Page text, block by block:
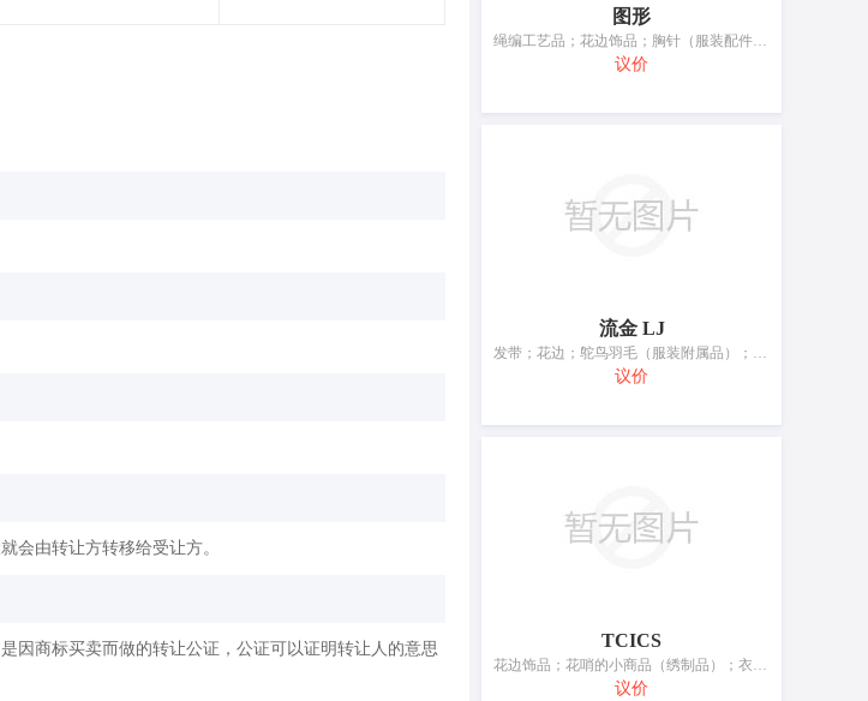
会由转让方转移给受让方。
因商标买卖而做的转让公证，公证可以证明转让人的意思
图形
绳编工艺品；花边饰品；胸针（服装配件）；衣服装饰品；服装扣；假发；编织针；人造花；服装垫肩；亚麻织品标记用字母
议价
流金 LJ
发带；花边；鸵鸟羽毛（服装附属品）；鞋扣（鞋链）；假络腮胡子；梳羊毛机用针；仿真花环；织补架；纺织品装饰用热粘合补片（缝纫用品）；亚麻织品标记用数字或字母
议价
TCICS
花边饰品；花哨的小商品（绣制品）；衣服装饰品；头发夹（发夹）；头发装饰品；头饰（小绒球）；纽扣；假发；人造花；胸罩衬骨
议价